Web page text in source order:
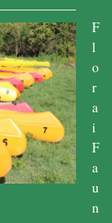
F
l
o
r
a
i
F
a
u
n